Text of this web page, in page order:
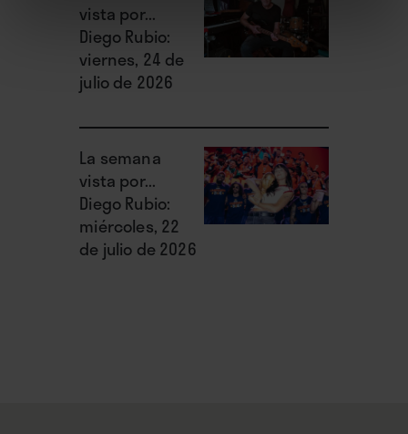
vista por...
Diego Rubio:
viernes, 24 de
julio de 2026
La semana
vista por...
Diego Rubio:
miércoles, 22
de julio de 2026